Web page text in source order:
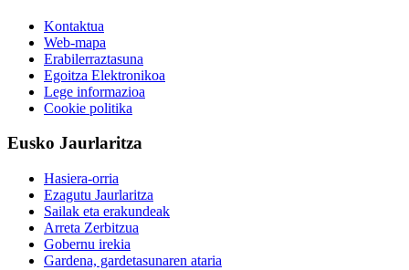
Kontaktua
Web-mapa
Erabilerraztasuna
Egoitza Elektronikoa
Lege informazioa
Cookie politika
Eusko Jaurlaritza
Hasiera-orria
Ezagutu Jaurlaritza
Sailak eta erakundeak
Arreta Zerbitzua
Gobernu irekia
Gardena, gardetasunaren ataria